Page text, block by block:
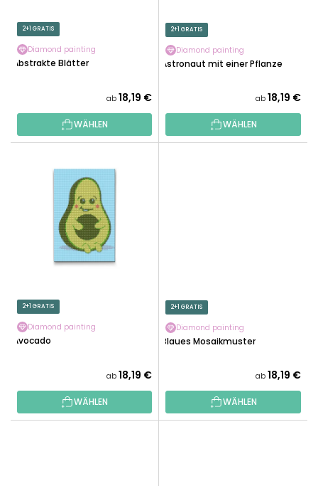
R
U
N
R
O
D
T
2+1 GRATIS
Diamond painting
Abstrakte Blätter
ab 18,19 €
WÄHLEN
2+1 GRATIS
Diamond painting
Astronaut mit einer Pflanze
ab 18,19 €
WÄHLEN
2+1 GRATIS
Diamond painting
Avocado
ab 18,19 €
WÄHLEN
2+1 GRATIS
Diamond painting
Blaues Mosaikmuster
ab 18,19 €
WÄHLEN